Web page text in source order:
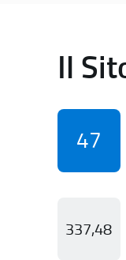
Il
47
337,48